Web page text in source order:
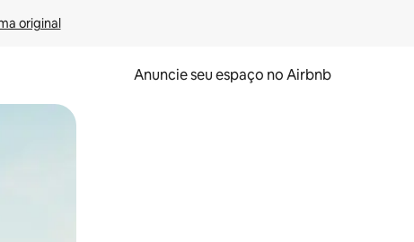
original
Anuncie seu espaço no Airbnb